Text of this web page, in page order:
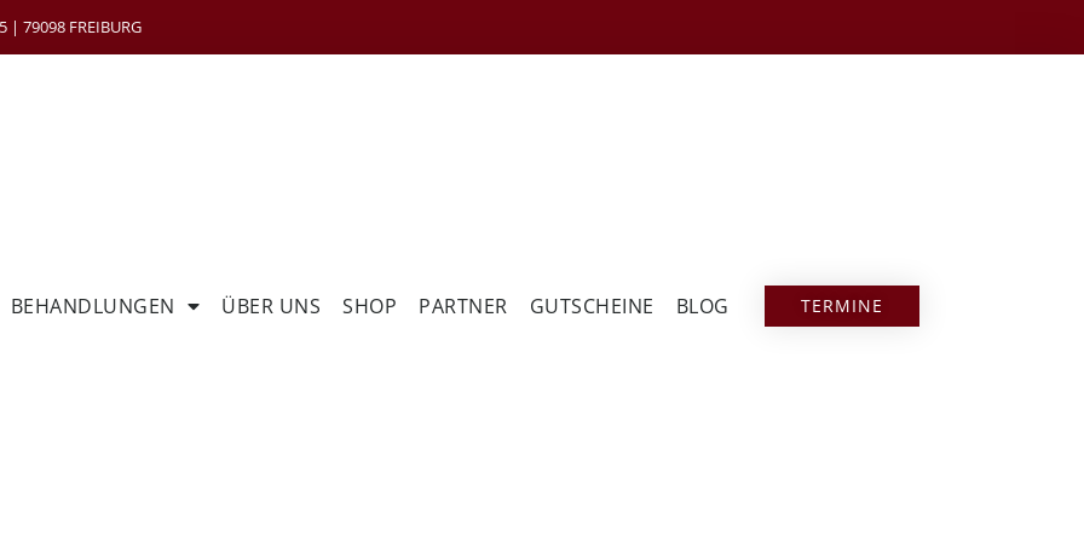
| 79098 FREIBURG
BEHANDLUNGEN ÜBER UNS SHOP PARTNER GUTSCHEINE BLOG TERMINE